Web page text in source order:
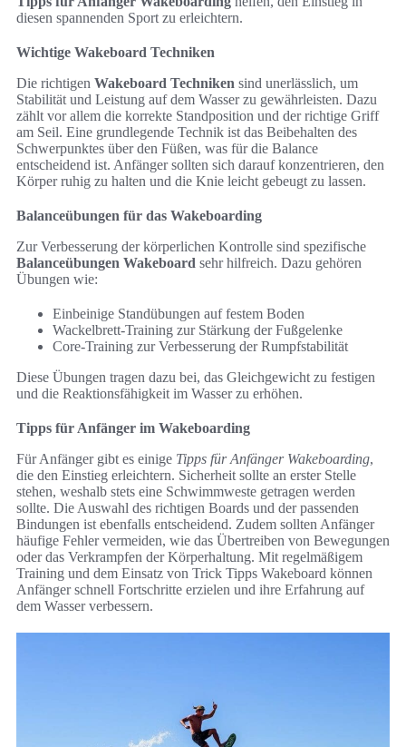
diesen spannenden Sport zu erleichtern.
Wichtige Wakeboard Techniken
Die richtigen Wakeboard Techniken sind unerlässlich, um
Stabilität und Leistung auf dem Wasser zu gewährleisten. Dazu
zählt vor allem die korrekte Standposition und der richtige Griff
am Seil. Eine grundlegende Technik ist das Beibehalten des
Schwerpunktes über den Füßen, was für die Balance
entscheidend ist. Anfänger sollten sich darauf konzentrieren, den
Körper ruhig zu halten und die Knie leicht gebeugt zu lassen.
Balanceübungen für das Wakeboarding
Zur Verbesserung der körperlichen Kontrolle sind spezifische
Balanceübungen Wakeboard sehr hilfreich. Dazu gehören
Übungen wie:
Einbeinige Standübungen auf festem Boden
Wackelbrett-Training zur Stärkung der Fußgelenke
Core-Training zur Verbesserung der Rumpfstabilität
Diese Übungen tragen dazu bei, das Gleichgewicht zu festigen
und die Reaktionsfähigkeit im Wasser zu erhöhen.
Tipps für Anfänger im Wakeboarding
Für Anfänger gibt es einige Tipps für Anfänger Wakeboarding,
die den Einstieg erleichtern. Sicherheit sollte an erster Stelle
stehen, weshalb stets eine Schwimmweste getragen werden
sollte. Die Auswahl des richtigen Boards und der passenden
Bindungen ist ebenfalls entscheidend. Zudem sollten Anfänger
häufige Fehler vermeiden, wie das Übertreiben von Bewegungen
oder das Verkrampfen der Körperhaltung. Mit regelmäßigem
Training und dem Einsatz von Trick Tipps Wakeboard können
Anfänger schnell Fortschritte erzielen und ihre Erfahrung auf
dem Wasser verbessern.